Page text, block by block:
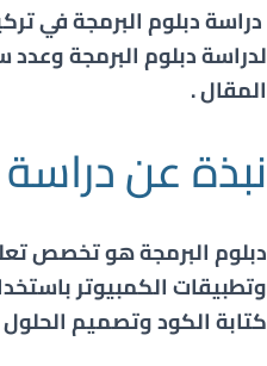
دراسة دبلوم البرمجةفي
لدراسةدبلوم البرمجةوعدد
المقال .
نبذة عن دراسة
دبلوم البرمجة هو تخصص
وتطبيقات الكمبيوتر
كتابة الكود وتصميم